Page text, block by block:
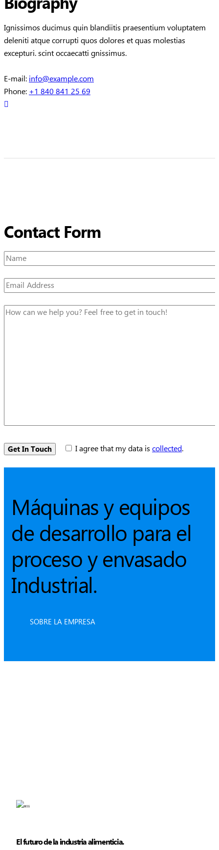
Ignissimos ducimus quin blandiitis praesentium voluptatem
deleniti atque corrupti quos dolores et quas molestias
excepturi. scint occaecatti gnissimus.
E-mail: info@example.com
Phone: +1 840 841 25 69
Contact Form
I agree that my data is collected.
Máquinas y equipos
de desarrollo para el
proceso y envasado
Industrial.
SOBRE LA EMPRESA
El futuro de la industria alimenticia.